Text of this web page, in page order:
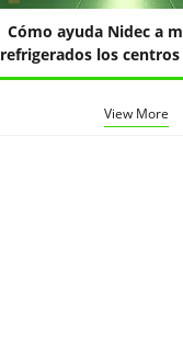
Cómo ayuda Nidec a
refrigerados los
View More